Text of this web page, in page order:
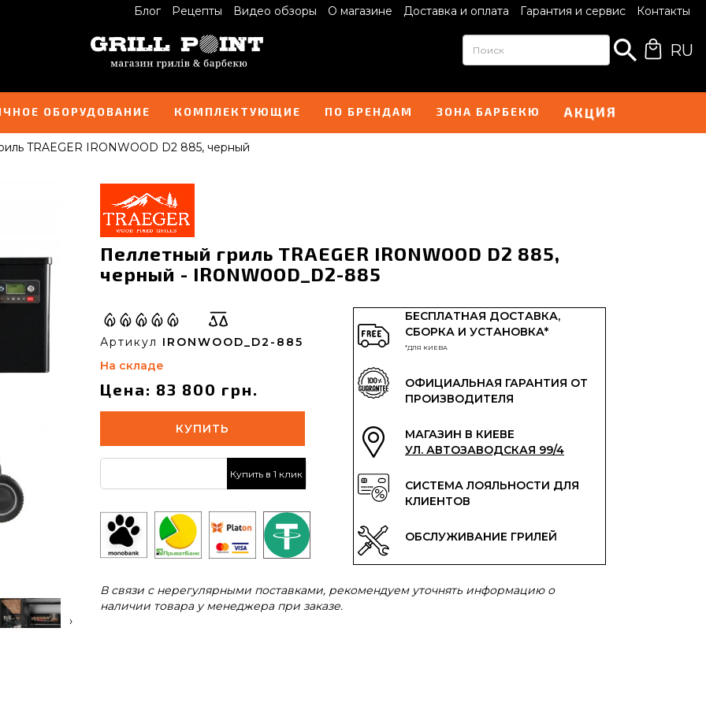
Блог Рецепты Видео обзоры О магазине Доставка и оплата Гарантия и сервис Контакты
RU
ОБОРУДОВАНИЕ КОМПЛЕКТУЮЩИЕ ПО БРЕНДАМ ЗОНА БАРБЕКЮ АКЦИЯ
TRAEGER IRONWOOD D2 885, черный
›
Пеллетный гриль TRAEGER IRONWOOD D2 885,
черный - IRONWOOD_D2-885
Артикул IRONWOOD_D2-885
На складе
Цена: 83 800 грн.
КУПИТЬ
Купить в 1 клик
БЕСПЛАТНАЯ ДОСТАВКА,
СБОРКА И УСТАНОВКА*
*ДЛЯ КИЕВА
ОФИЦИАЛЬНАЯ ГАРАНТИЯ ОТ
ПРОИЗВОДИТЕЛЯ
МАГАЗИН В КИЕВЕ
УЛ. АВТОЗАВОДСКАЯ 99/4
СИСТЕМА ЛОЯЛЬНОСТИ ДЛЯ
КЛИЕНТОВ
ОБСЛУЖИВАНИЕ ГРИЛЕЙ
В связи с нерегулярными поставками, рекомендуем уточнять информацию о
наличии товара у менеджера при заказе.